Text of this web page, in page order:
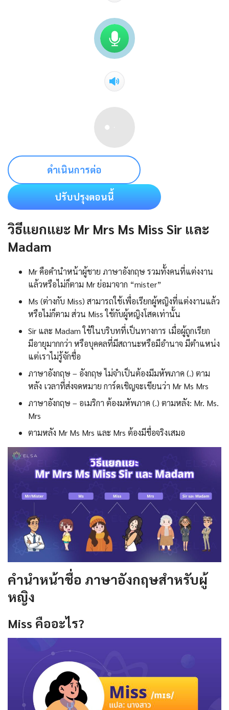
ดำเนินการต่อ
ปรับปรุงตอนนี้
วิธีแยกแยะ Mr Mrs Ms Miss Sir และ
Madam
Mr คือคํานําหน้าผู้ชาย ภาษาอังกฤษ รวมทั้งคนที่แต่งงาน
แล้วหรือไม่ก็ตาม Mr ย่อมาจาก “mister”
Ms (ต่างกับ Miss) สามารถใช้เพื่อเรียกผู้หญิงที่แต่งงานแล้ว
หรือไม่ก็ตาม ส่วน Miss ใช้กับผู้หญิงโสดเท่านั้น
Sir และ Madam ใช้ในบริบทที่เป็นทางการ เมื่อผู้ถูกเรียก
มีอายุมากกว่า หรือบุคคลที่มีสถานะหรือมีอำนาจ มีตำแหน่ง
แต่เราไม่รู้จักชื่อ
ภาษาอังกฤษ – อังกฤษ ไม่จำเป็นต้องมีมหัพภาค (.) ตาม
หลัง เวลาที่ส่งจดหมาย การ์ดเชิญจะเขียนว่า Mr Ms Mrs
ภาษาอังกฤษ – อเมริกา ต้องมหัพภาค (.) ตามหลัง: Mr. Ms.
Mrs
ตามหลัง Mr Ms Mrs และ Mrs ต้องมีชื่อจริงเสมอ
คํานําหน้าชื่อ ภาษาอังกฤษสำหรับผู้
หญิง
Miss คืออะไร?